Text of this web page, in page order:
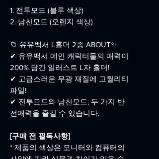
1. 전투모드 (블루 색상)
2. 남친모드 (오렌지 색상)
📁 유유백서 L홀더 2종 ABOUT✨
✔ 유유백서 메인 캐릭터들의 매력이
200% 담긴 일러스트 L자 홀더!
✔ 고급스러운 무광 재질에 고퀄리티
파일!
✔ 전투모드와 남친모드, 두 가지 반
전매력을 즐길 수 있습니다.
[구매 전 필독사항]
* 제품의 색상은 모니터와 컴퓨터의